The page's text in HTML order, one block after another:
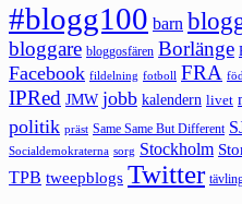
#blogg100 barn
bloggare bloggosfären Borlänge
Facebook fildelning fotboll FRA
IPRed JMW jobb kalendern livet
politik präst Same Same But Different
Socialdemokraterna sorg Stockholm
TPB tweepblogs Twitter